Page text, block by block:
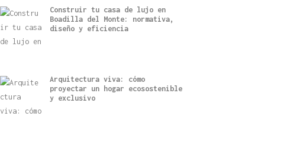
Construir tu casa de lujo en
Boadilla del Monte: normativa,
diseño y eficiencia
Arquitectura viva: cómo
proyectar un hogar ecosostenible
y exclusivo